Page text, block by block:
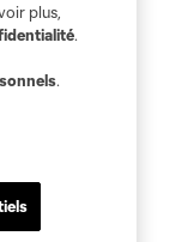
plus,
.
.